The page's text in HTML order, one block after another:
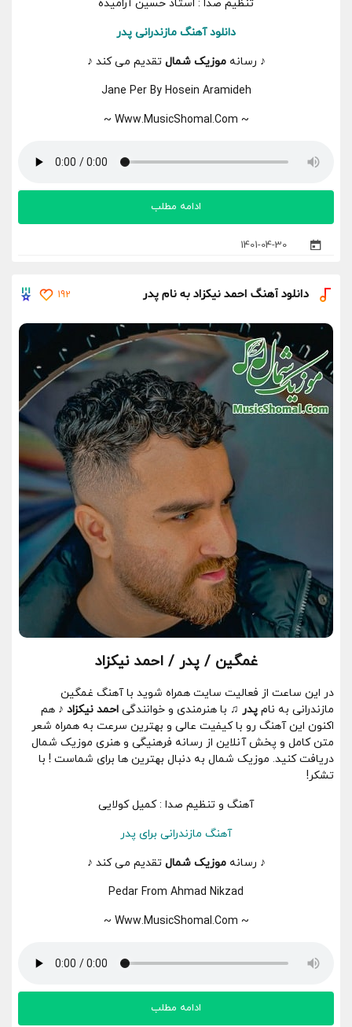
تنظیم صدا : استاد حسین آرامیده
دانلودآهنگ مازندرانی پدر
♪ رسانهموزیک شمال تقدیم می کند ♪
Jane Per By Hosein Aramideh
~ Www.MusicShomal.Com ~
1401-04-30
ادامه مطلب
دانلود آهنگ احمد نیکزاد به نام پدر 192
غمگین / پدر / احمد نیکزاد
در این ساعت از فعالیت سایت همراه شوید باآهنگ غمگین
مازندرانی به نام پدر ♫ با هنرمندی و خوانندگی احمد نیکزاد ♪ هم
اکنون این آهنگ رو با کیفیت عالی و بهترین سرعت به همراه شعر
متن کامل و پخش آنلاین از رسانه فرهنیگی و هنری موزیک شمال
دریافت کنید. موزیک شمال به دنبال بهترین ها برای شماست ! با
تشکر!
آهنگ و تنظیم صدا : کمیل کولایی
آهنگ مازندرانی برای پدر
♪ رسانهموزیک شمال تقدیم می کند ♪
Pedar From Ahmad Nikzad
~ Www.MusicShomal.Com ~
ادامه مطلب